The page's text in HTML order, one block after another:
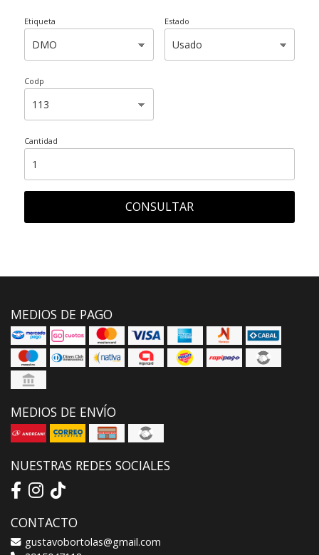
Etiqueta Estado
Codp
Cantidad
CONSULTAR
MEDIOS DE PAGO
MEDIOS DE ENVÍO
NUESTRAS REDES SOCIALES
CONTACTO
gustavobortolas@gmail.com